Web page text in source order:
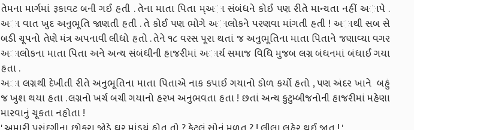
તેમના માર્ગમાં રૂકાવટ બની ગઈ હતી . તેના માતા પિતા મ્અા સંબંધને કોઈ પણ રીતે માન્યતા નહીં અાપે .
અા વાત ખુદ અનુભૂતિ જાણતી હતી . તે કોઈ પણ ભોગે અાલોકને પરણવા માંગતી હતી ! અાથી સબ સે
બડી ચૂપનો તેણે મંત્ર અપનાવી લીધો હતો . તેને ૧૮ વરસ પૂરા થતાં જ અનુભૂતિના માતા પિતાને જણાવ્યા વગર
અાલોકના માતા પિતા અને અન્ય સંબંધીની હાજરીમાં અાર્ય સમાજ વિધિ મુજબ લગ્ન બંધનમાં બંધાઈ ગયા
હતા .
અા લગ્નથી દેખીતી રીતે અનુભૂતિના માતા પિતાએ નાક કપાઈ ગયાનો ડોળ કર્યો હતો , પણ અંદર ખાને બહું
જ ખુશ થયા હતા . લગ્નનો ખર્ચ બચી ગયાનો હરખ અનુભવતા હતા ! છતાં અન્ય કુટુમ્બીજનોની હાજરીમાં મહેણા
મારવાનું ચૂકતા નહોતા !